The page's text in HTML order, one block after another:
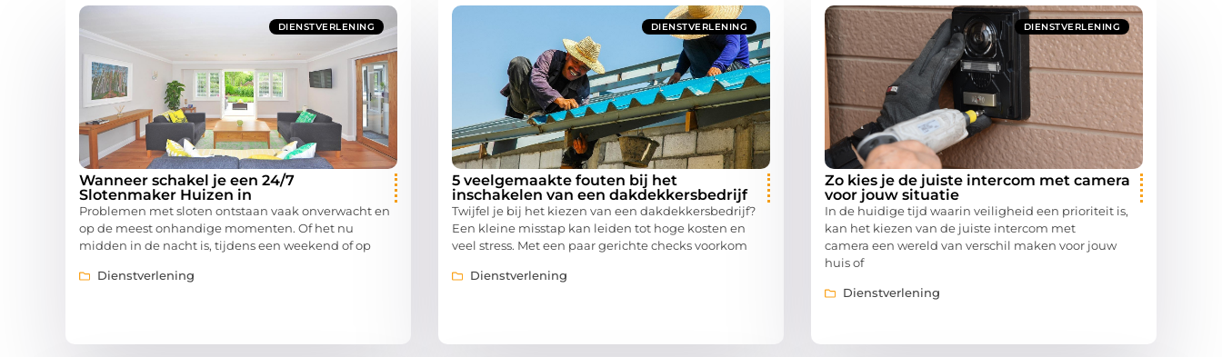
DIENSTVERLENING
Wanneer schakel je een 24/7
Slotenmaker Huizen in
Problemen met sloten ontstaan vaak onverwacht en
op de meest onhandige momenten. Of het nu
midden in de nacht is, tijdens een weekend of op
Dienstverlening
DIENSTVERLENING
5 veelgemaakte fouten bij het
inschakelen van een dakdekkersbedrijf
Twijfel je bij het kiezen van een dakdekkersbedrijf?
Een kleine misstap kan leiden tot hoge kosten en
veel stress. Met een paar gerichte checks voorkom
Dienstverlening
DIENSTVERLENING
Zo kies je de juiste intercom met camera
voor jouw situatie
In de huidige tijd waarin veiligheid een prioriteit is,
kan het kiezen van de juiste intercom met
camera een wereld van verschil maken voor jouw
huis of
Dienstverlening